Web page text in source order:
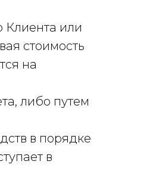
Клиента или
стоимость
на
либо путем
в порядке
в